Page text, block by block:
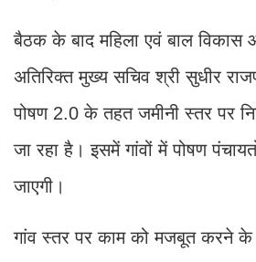
बैठक के बाद महिला एवं बाल विकास
अतिरिक्त मुख्य सचिव श्री सुधीर
पोषण 2.0 के तहत जमीनी स्तर पर
जा रहा है। इसमें गांवों में पोषण
जाएगी।
गांव स्तर पर काम को मजबूत करने के